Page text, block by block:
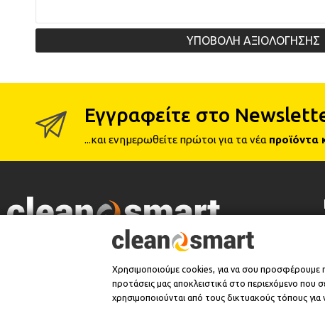
ΥΠΟΒΟΛΗ ΑΞΙΟΛΟΓΗΣΗΣ
Εγγραφείτε στο
...και ενημερωθείτε πρώτοι για τα νέα προϊόντα
Χρησιμοποιούμε cookies, για να σου προσφέρουμε
προτάσεις μας αποκλειστικά στο περιεχόμενο που
χρησιμοποιούνται από τους δικτυακούς τόπους για